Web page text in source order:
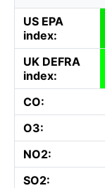
US EPA
index:
UK DEFRA
index:
CO:
O3:
NO2:
SO2: